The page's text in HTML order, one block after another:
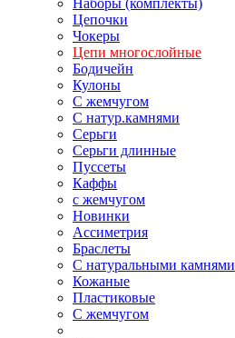
Наборы (комплекты)
Цепочки
Чокеры
Цепи многослойные
Бодичейн
Кулоны
С жемчугом
С натур.камнями
Серьги
Серьги длинные
Пуссеты
Каффы
с жемчугом
Новинки
Ассиметрия
Браслеты
С натуральными камнями
Кожаные
Пластиковые
С жемчугом